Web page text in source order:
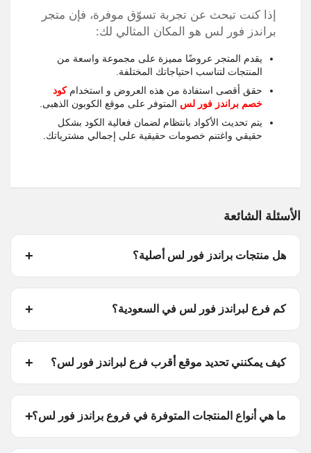
إذا كنت تبحث عن تجربة تسوّق موفرة، فإن متجر
براندز فور لس هو المكان المثالي لك:
يقدم المتجر عروضًا مميزة على مجموعة واسعة من
المنتجات لتناسب احتياجاتك المختلفة.
حقق أقصى استفادة من هذه العروض و استخدام كود
خصم براندز فور لس المتوفر على موقع الكوبون الذهبى.
يتم تحديث الأكواد بانتظام لضمان فعالية الكود بشكل
حقيقي واغتنم خصومات حقيقية على إجمالي مشترياتك.
الأسئلة الشائعة
هل منتجات براندز فور لس أصلية؟
كم فرع لبراندز فور لس في السعودية؟
كيف يمكنني تحديد موقع أقرب فرع لبراندز فور لس؟
ما هي أنواع المنتجات المتوفرة في فروع براندز فور لس؟